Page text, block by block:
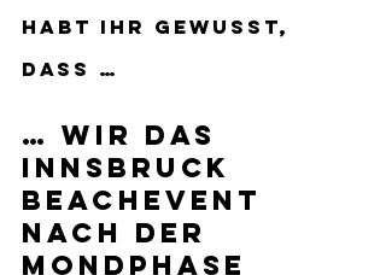
Habt ihr gewusst,
dass …
… wir das
Innsbruck
BeachEvent
nach der
Mondphase